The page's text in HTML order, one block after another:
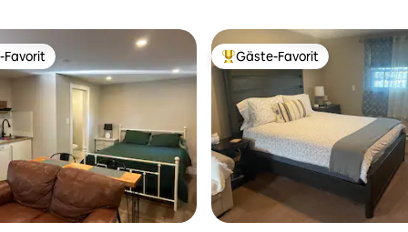
Gäste-Favorit.
Favorit Beliebter Gäste-Favorit.
Gäste-Favorit